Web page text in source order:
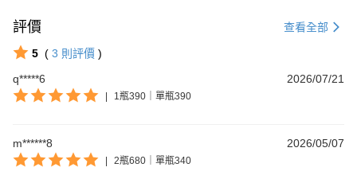
評價 查看全部
5 ( 3 則評價 )
q*****6
2026/07/21
1瓶390｜單瓶390
m******8 2026/05/07
2瓶680｜單瓶340